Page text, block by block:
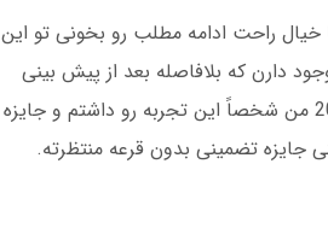
راحت ادامه مطلب رو بخونی تو این
دارن که بلافاصله بعد از پیش بینی
درست جایزه رو به حسابت واریز می کنن بدون هیچ قرعه کشی یا شرط پیچیده ای در مارس 2025 من شخصاً این تجربه رو داشتم و جایزه